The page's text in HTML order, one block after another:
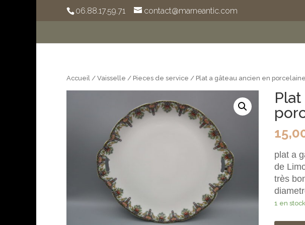
06.88.17.59.71 contact@marneantic.com
Accueil / Vaisselle / Pieces de service / Plat a gâteau ancien en
plat a
de
très
1 en stock